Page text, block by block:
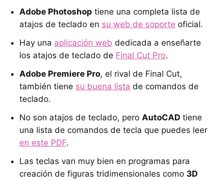
Adobe Photoshop tiene una completa lista de
atajos de teclado en su web de soporte oficial.
Hay una aplicación web dedicada a enseñarte
los atajos de teclado de Final Cut Pro.
Adobe Premiere Pro, el rival de Final Cut,
también tiene su buena lista de comandos de
teclado.
No son atajos de teclado, pero AutoCAD tiene
una lista de comandos de tecla que puedes leer
en este PDF.
Las teclas van muy bien en programas para
creación de figuras tridimensionales como 3D